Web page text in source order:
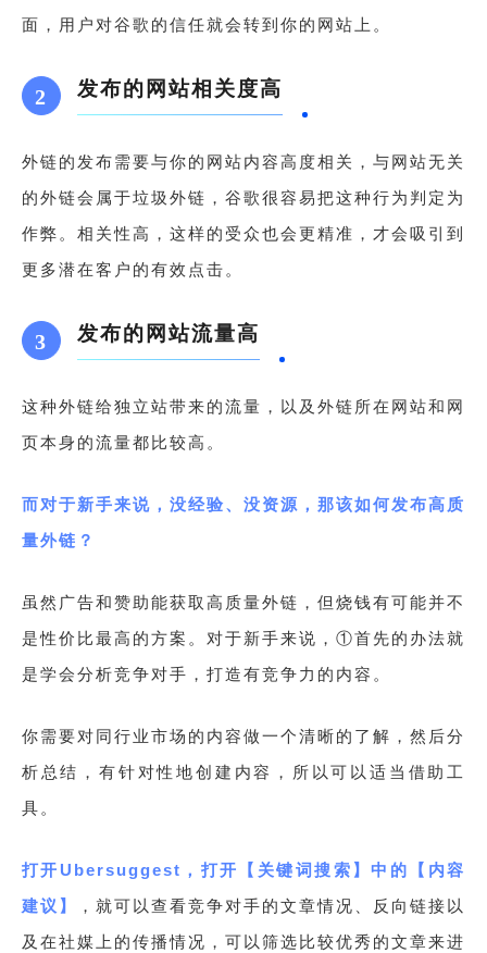
面，用户对谷歌的信任就会转到你的网站上。
2 发布的网站相关度高
外链的发布需要与你的网站内容高度相关，与网站无关
的外链会属于垃圾外链，谷歌很容易把这种行为判定为
作弊。相关性高，这样的受众也会更精准，才会吸引到
更多潜在客户的有效点击。
3 发布的网站流量高
这种外链给独立站带来的流量，以及外链所在网站和网
页本身的流量都比较高。
而对于新手来说，没经验、没资源，那该如何发布高质
量外链？
虽然广告和赞助能获取高质量外链，但烧钱有可能并不
是性价比最高的方案。对于新手来说，①首先的办法就
是学会分析竞争对手，打造有竞争力的内容。
你需要对同行业市场的内容做一个清晰的了解，然后分
析总结，有针对性地创建内容，所以可以适当借助工
具。
打开Ubersuggest，打开【关键词搜索】中的【内容
建议】
，就可以查看竞争对手的文章情况、反向链接以
及在社媒上的传播情况，可以筛选比较优秀的文章来进